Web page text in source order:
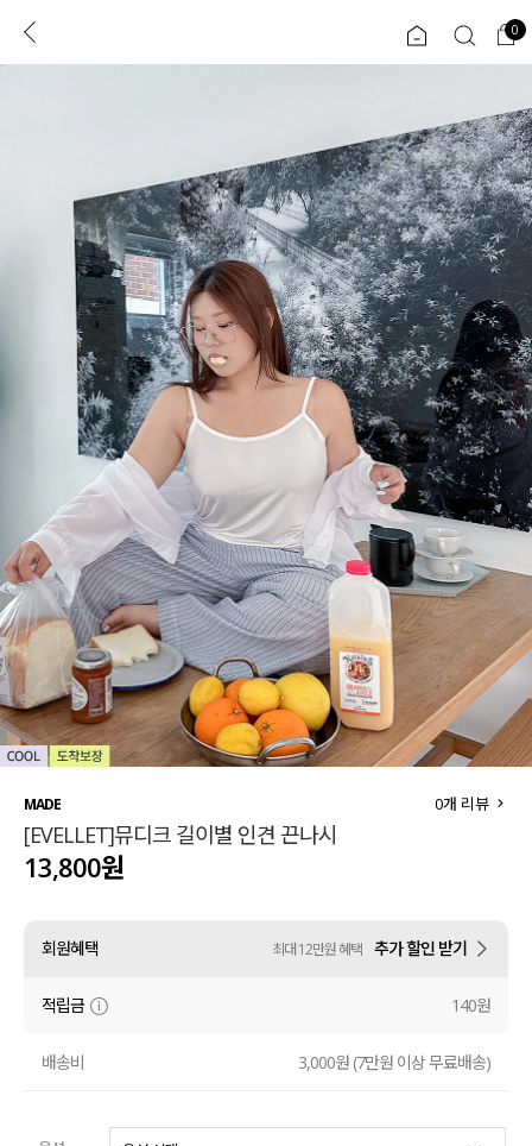
로그인 0
TW
JP
콘텐츠 리뷰 & 혜택 플러스핏 회원혜택 입
CATEGORY COMMUNITY
도착보장⚡
인플루언서 pick!
신상 5%
MADE
세트할인 ~30%
하객룩
살안타템
110사이즈
티셔츠
셔츠
원피스
니트
ALL
익스클루시브
아우터
티셔츠
니트
블라우스
원피스
팬츠
스커트
언더웨어
0
MADE
[EVELLET]뮤디크 길이별 인견 끈나시
0개 리뷰
13,800원
회원혜택 최대 12만원 혜택 추가 할인 받기
적립금 140원
배송비 3,000원 (7만원 이상 무료배송)